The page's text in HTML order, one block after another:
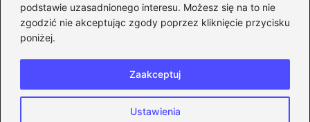
podstawie uzasadnionego interesu. Możesz się na to nie
zgodzić nie akceptując zgody poprzez kliknięcie przycisku
poniżej.
Ustawienia
Zaakceptuj
Modyfikacje(42)
Spolszczenia(101)
Prywatność Zasady użytkowania